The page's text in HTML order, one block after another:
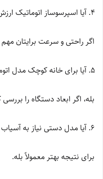
آیا اسپرسوساز اتوماتیک
اگر راحتی و سرعت برایتان
آیا برای خانه کوچک مدل
بله، اگر ابعاد دستگاه را بررسی
آیا مدل دستی نیاز به آسیاب
برای نتیجه بهتر معمولاً بله.